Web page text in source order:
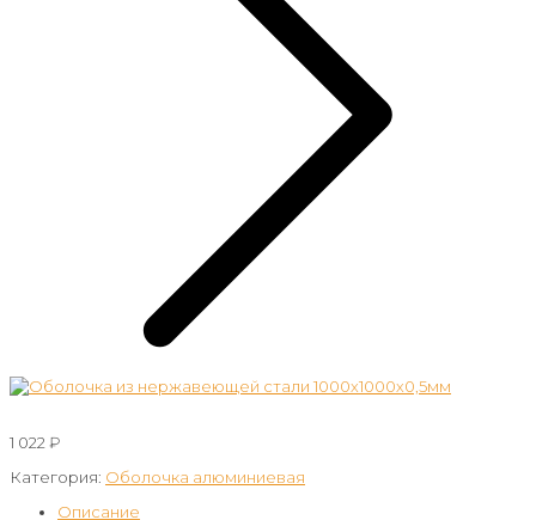
1 022 ₽
Категория: Оболочка алюминиевая
Описание